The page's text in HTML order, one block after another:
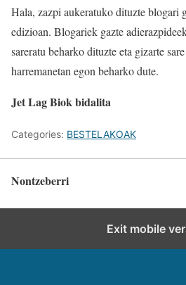
Hala, zazpi aukeratuko dituzte blogari
edizioan. Blogariek gazte
sareratu beharko dituzte eta gizarte
harremanetan egon beharko dute.
Jet Lag Biok bidalita
Categories: BESTELAKOAK
Nontzeberri
Exit mobile